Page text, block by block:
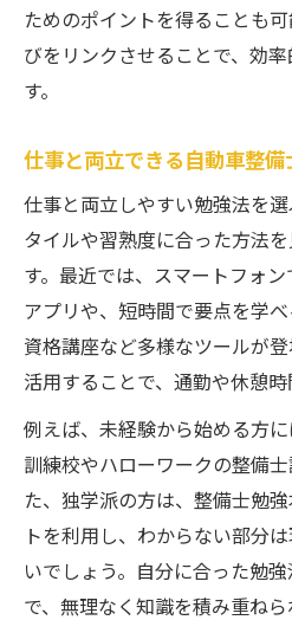
ためのポイントを得ることも
びをリンクさせることで、効
す。
仕事と両立できる自動車整
仕事と両立しやすい勉強法を
タイルや習熟度に合った方法
す。最近では、スマートフォ
アプリや、短時間で要点を学
資格講座など多様なツールが
活用することで、通勤や休憩時
例えば、未経験から始める方
訓練校やハローワークの整備
た、独学派の方は、整備士勉
トを利用し、わからない部分
いでしょう。自分に合った勉
で、無理なく知識を積み重ねら